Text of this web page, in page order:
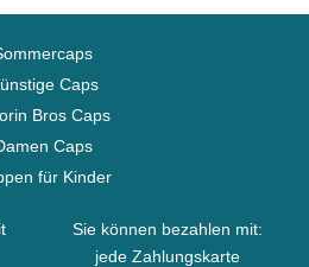
Caps
Bros Caps
Caps
für Kinder
Sie können bezahlen mit:
jede Zahlungskarte